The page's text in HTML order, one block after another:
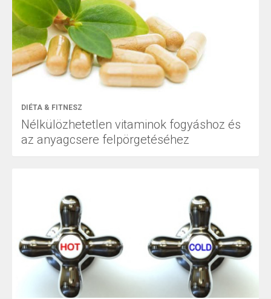
DIÉTA & FITNESZ
Nélkülözhetetlen vitaminok fogyáshoz és
az anyagcsere felpörgetéséhez